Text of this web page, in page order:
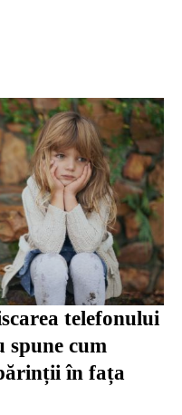
telefonului
spune cum
în fața